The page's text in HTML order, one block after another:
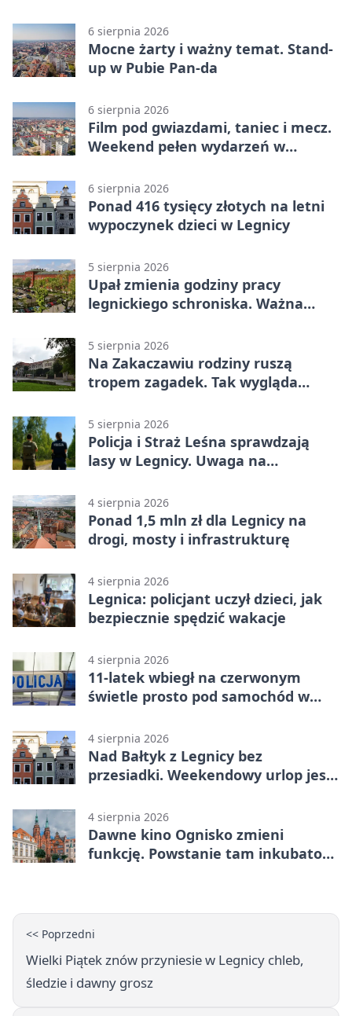
6 sierpnia 2026
Mocne żarty i ważny temat. Stand-
up w Pubie Pan-da
6 sierpnia 2026
Film pod gwiazdami, taniec i mecz.
Weekend pełen wydarzeń w
6 sierpnia 2026
Ponad 416 tysięcy złotych na letni
wypoczynek dzieci w Legnicy
5 sierpnia 2026
Upał zmienia godziny pracy
legnickiego schroniska. Ważna
5 sierpnia 2026
Na Zakaczawiu rodziny ruszą
tropem zagadek. Tak wygląda
5 sierpnia 2026
Policja i Straż Leśna sprawdzają
lasy w Legnicy. Uwaga na
4 sierpnia 2026
Ponad 1,5 mln zł dla Legnicy na
drogi, mosty i infrastrukturę
4 sierpnia 2026
Legnica: policjant uczył dzieci, jak
bezpiecznie spędzić wakacje
4 sierpnia 2026
11-latek wbiegł na czerwonym
świetle prosto pod samochód w
4 sierpnia 2026
Nad Bałtyk z Legnicy bez
przesiadki. Weekendowy urlop jest
4 sierpnia 2026
Dawne kino Ognisko zmieni
funkcję. Powstanie tam inkubator
<< Poprzedni
Wielki Piątek znów przyniesie w Legnicy chleb,
śledzie i dawny grosz